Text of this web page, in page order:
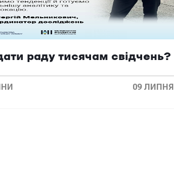
раду тисячам свідчень?
09 ЛИПНЯ